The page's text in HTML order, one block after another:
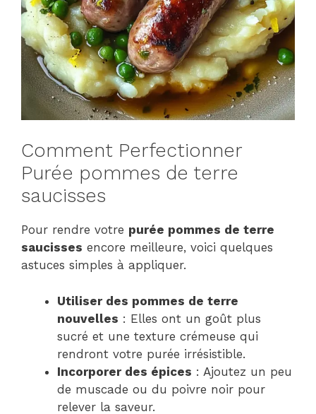
Comment Perfectionner
Purée pommes de terre
saucisses
Pour rendre votre purée pommes de terre
saucisses encore meilleure, voici quelques
astuces simples à appliquer.
Utiliser des pommes de terre
nouvelles : Elles ont un goût plus
sucré et une texture crémeuse qui
rendront votre purée irrésistible.
Incorporer des épices : Ajoutez un peu
de muscade ou du poivre noir pour
relever la saveur.